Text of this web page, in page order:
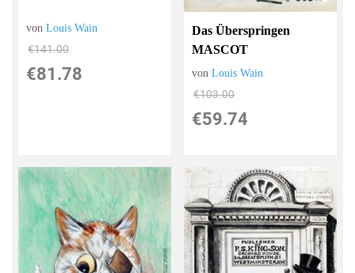
vonLouis Wain
€141.00
€81.78
Das Überspringen
MASCOT
vonLouis Wain
€103.00
€59.74